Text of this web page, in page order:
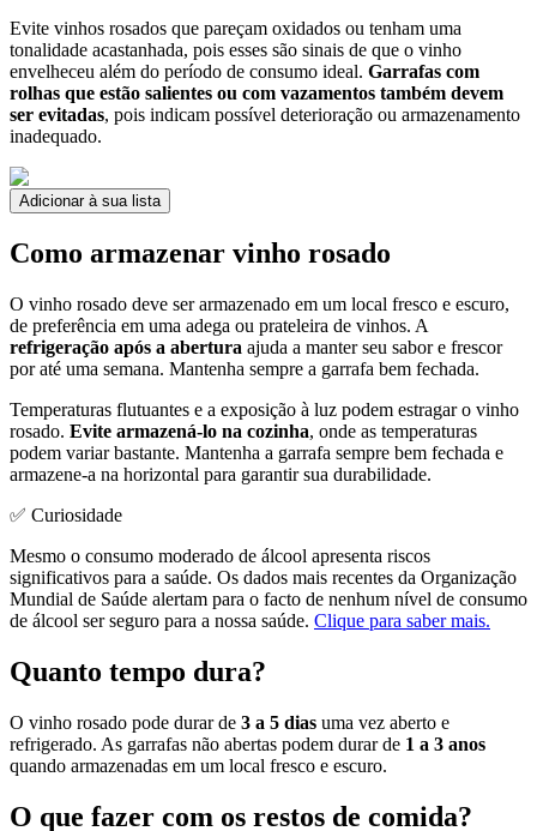
Evite vinhos rosados que pareçam oxidados ou tenham uma
tonalidade acastanhada, pois esses são sinais de que o vinho
envelheceu além do período de consumo ideal. Garrafas com
rolhas que estão salientes ou com vazamentos também devem
ser evitadas, pois indicam possível deterioração ou armazenamento
inadequado.
Adicionar à sua lista
Como armazenar vinho rosado
O vinho rosado deve ser armazenado em um local fresco e escuro,
de preferência em uma adega ou prateleira de vinhos. A
refrigeração após a abertura ajuda a manter seu sabor e frescor
por até uma semana. Mantenha sempre a garrafa bem fechada.
Temperaturas flutuantes e a exposição à luz podem estragar o vinho
rosado. Evite armazená-lo na cozinha, onde as temperaturas
podem variar bastante. Mantenha a garrafa sempre bem fechada e
armazene-a na horizontal para garantir sua durabilidade.
✅ Curiosidade
Mesmo o consumo moderado de álcool apresenta riscos
significativos para a saúde. Os dados mais recentes da Organização
Mundial de Saúde alertam para o facto de nenhum nível de consumo
de álcool ser seguro para a nossa saúde. Clique para saber mais.
Quanto tempo dura?
O vinho rosado pode durar de 3 a 5 dias uma vez aberto e
refrigerado. As garrafas não abertas podem durar de 1 a 3 anos
quando armazenadas em um local fresco e escuro.
O que fazer com os restos de comida?